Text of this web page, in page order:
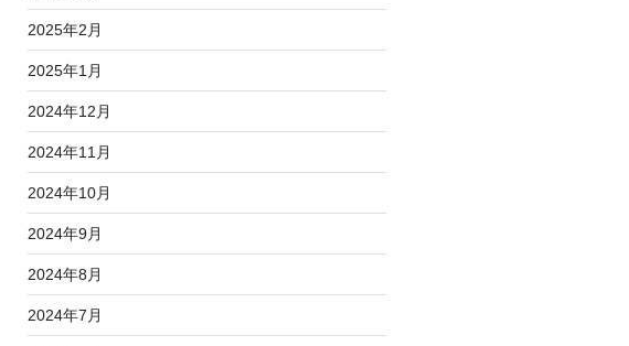
2025年2月
2025年1月
2024年12月
2024年11月
2024年10月
2024年9月
2024年8月
2024年7月